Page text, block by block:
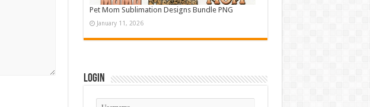
Pet Mom Sublimation Designs Bundle PNG
January 11, 2026
Login